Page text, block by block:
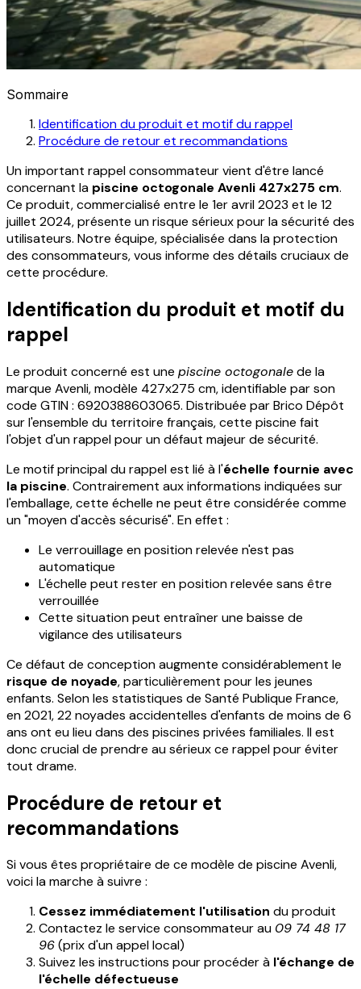
Sommaire
Identification du produit et motif du rappel
Procédure de retour et recommandations
Un important rappel consommateur vient d'être lancé
concernant la piscine octogonale Avenli 427x275 cm.
Ce produit, commercialisé entre le 1er avril 2023 et le 12
juillet 2024, présente un risque sérieux pour la sécurité des
utilisateurs. Notre équipe, spécialisée dans la protection
des consommateurs, vous informe des détails cruciaux de
cette procédure.
Identification du produit et motif du
rappel
Le produit concerné est une piscine octogonalede la
marque Avenli, modèle 427x275 cm, identifiable par son
code GTIN : 6920388603065. Distribuée par Brico Dépôt
sur l'ensemble du territoire français, cette piscine fait
l'objet d'un rappel pour un défaut majeur de sécurité.
Le motif principal du rappel est lié à l'échelle fournie avec
la piscine. Contrairement aux informations indiquées sur
l'emballage, cette échelle ne peut être considérée comme
un "moyen d'accès sécurisé". En effet :
Le verrouillage en position relevée n'est pas
automatique
L'échelle peut rester en position relevée sans être
verrouillée
Cette situation peut entraîner une baisse de
vigilance des utilisateurs
Ce défaut de conception augmente considérablement le
risque de noyade, particulièrement pour les jeunes
enfants. Selon les statistiques de Santé Publique France,
en 2021, 22 noyades accidentelles d'enfants de moins de 6
ans ont eu lieu dans des piscines privées familiales. Il est
donc crucial de prendre au sérieux ce rappel pour éviter
tout drame.
Procédure de retour et
recommandations
Si vous êtes propriétaire de ce modèle de piscine Avenli,
voici la marche à suivre :
Cessez immédiatement l'utilisation du produit
Contactez le service consommateur au 09 74 48 17
96(prix d'un appel local)
Suivez les instructions pour procéder à l'échange de
l'échelle défectueuse